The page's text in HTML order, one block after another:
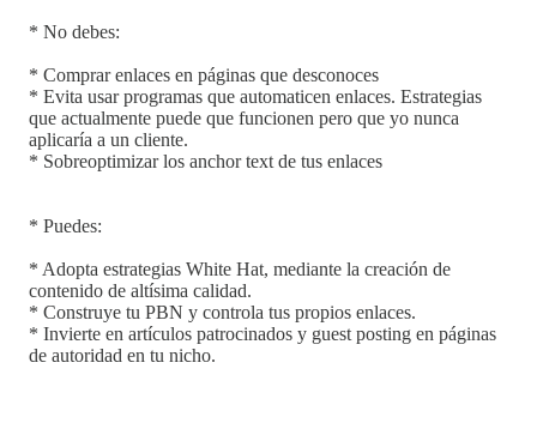
* No debes:
* Comprar enlaces en páginas que desconoces
* Evita usar programas que automaticen enlaces. Estrategias
que actualmente puede que funcionen pero que yo nunca
aplicaría a un cliente.
* Sobreoptimizar los anchor text de tus enlaces
* Puedes:
* Adopta estrategias White Hat, mediante la creación de
contenido de altísima calidad.
* Construye tu PBN y controla tus propios enlaces.
* Invierte en artículos patrocinados y guest posting en páginas
de autoridad en tu nicho.